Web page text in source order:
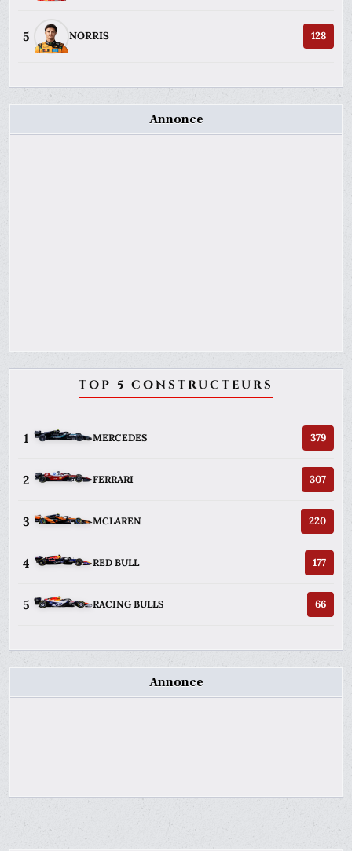
5 NORRIS 128
Annonce
TOP 5 CONSTRUCTEURS
1 MERCEDES 379
2 FERRARI 307
3 MCLAREN 220
4 RED BULL 177
5 RACING BULLS 66
Annonce